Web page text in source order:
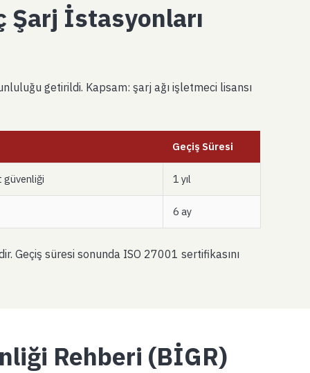
Şarj İstasyonları
getirildi. Kapsam: şarj ağı işletmeci lisansı
Geçiş Süresi
güvenliği 1 yıl
6 ay
Geçiş süresi sonunda ISO 27001 sertifikasını
Rehberi (BİGR)